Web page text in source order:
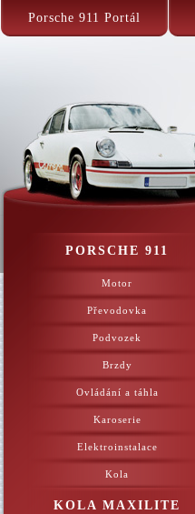
Porsche 911 Portál
PORSCHE 911
Motor
Převodovka
Podvozek
Brzdy
Ovládání a táhla
Karoserie
Elektroinstalace
Kola
KOLA MAXILITE